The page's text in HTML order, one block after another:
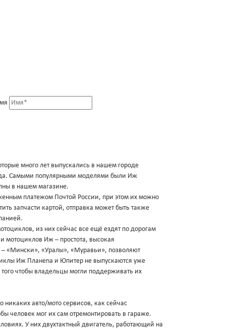
много лет выпускались в нашем городе
Самыми популярными моделями были Иж
в нашем магазине.
платежом Почтой России, при этом их можно
запчасти картой, отправка может быть также
из них сейчас все ещё ездят по дорогам
Иж – простота, высокая
– «Мински», «Уралы», «Муравьи», позволяют
Иж Планеnа и Юпитер не выпускаются уже
чтобы владельцы могли поддерживать их
авто/мото сервисов, как сейчас
человек мог их сам отремонтировать в гараже.
У них двухтактный двигатель, работающий на